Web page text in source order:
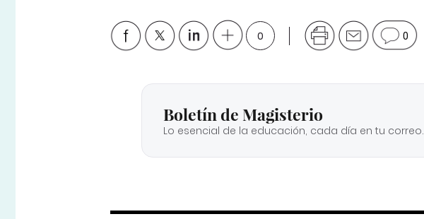
0 0
Boletín de Magisterio
Lo esencial de la educación, cada día en tu correo.